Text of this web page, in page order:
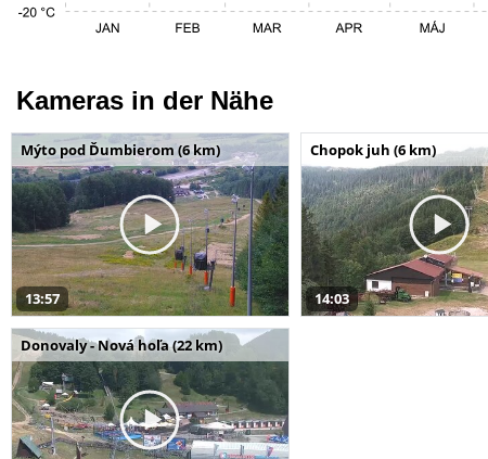
Kameras in der Nähe
Mýto pod Ďumbierom (6 km)
13:57
Chopok juh (6 km)
14:03
Donovaly - Nová hoľa (22 km)